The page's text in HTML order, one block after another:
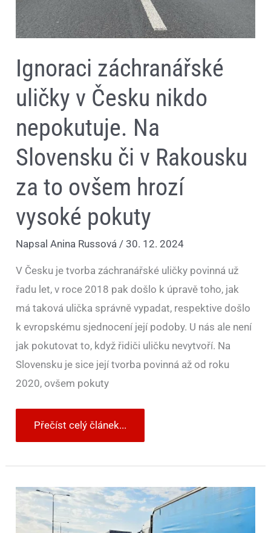
Ignoraci záchranářské
uličky v Česku nikdo
nepokutuje. Na
Slovensku či v Rakousku
za to ovšem hrozí
vysoké pokuty
NapsalAnina Russová/30. 12. 2024
V Česku je tvorba záchranářské uličky povinná už
řadu let, v roce 2018 pak došlo k úpravě toho, jak
má taková ulička správně vypadat, respektive došlo
k evropskému sjednocení její podoby. U nás ale není
jak pokutovat to, když řidiči uličku nevytvoří. Na
Slovensku je sice její tvorba povinná až od roku
2020, ovšem pokuty
ovšem
hrozí
vysoké
pokuty
Přečíst celý článek...
Řidiči
českých
silnicích